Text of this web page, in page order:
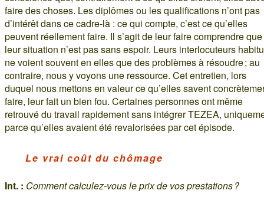
faire des choses. Les diplômes ou les qualifications n’ont pas
d’intérêt dans ce cadre-là : ce qui compte, c’est ce qu’elles
peuvent réellement faire. Il s’agit de leur faire comprendre que
leur situation n’est pas sans espoir. Leurs interlocuteurs
ne voient souvent en elles que des problèmes à résoudre ; au
contraire, nous y voyons une ressource. Cet entretien, lors
duquel nous mettons en valeur ce qu’elles savent
faire, leur fait un bien fou. Certaines personnes ont même
retrouvé du travail rapidement sans intégrer TEZEA,
parce qu’elles avaient été revalorisées par cet épisode.
Le vrai coût du chômage
Int. : Comment calculez-vous le prix de vos prestations ?